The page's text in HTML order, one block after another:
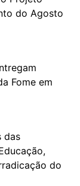
do Agosto
Fome em
das
do